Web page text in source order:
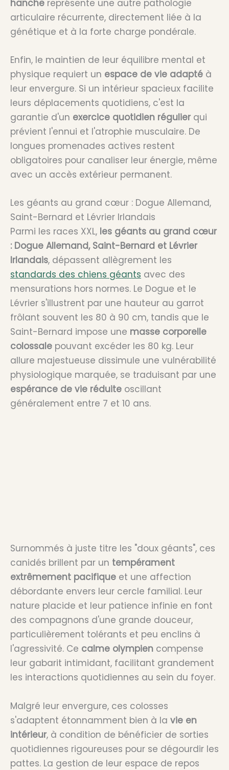
hanche représente une autre pathologie
articulaire récurrente, directement liée à la
génétique et à la forte charge pondérale.
Enfin, le maintien de leur équilibre mental et
physique requiert un espace de vie adapté à
leur envergure. Si un intérieur spacieux facilite
leurs déplacements quotidiens, c'est la
garantie d'un exercice quotidien régulier qui
prévient l'ennui et l'atrophie musculaire. De
longues promenades actives restent
obligatoires pour canaliser leur énergie, même
avec un accès extérieur permanent.
Les géants au grand cœur : Dogue Allemand,
Saint-Bernard et Lévrier Irlandais
Parmi les races XXL, les géants au grand cœur
: Dogue Allemand, Saint-Bernard et Lévrier
Irlandais, dépassent allègrement les
standards des chiens géants avec des
mensurations hors normes. Le Dogue et le
Lévrier s'illustrent par une hauteur au garrot
frôlant souvent les 80 à 90 cm, tandis que le
Saint-Bernard impose une masse corporelle
colossale pouvant excéder les 80 kg. Leur
allure majestueuse dissimule une vulnérabilité
physiologique marquée, se traduisant par une
espérance de vie réduite oscillant
généralement entre 7 et 10 ans.
Surnommés à juste titre les "doux géants", ces
canidés brillent par un tempérament
extrêmement pacifique et une affection
débordante envers leur cercle familial. Leur
nature placide et leur patience infinie en font
des compagnons d'une grande douceur,
particulièrement tolérants et peu enclins à
l'agressivité. Ce calme olympien compense
leur gabarit intimidant, facilitant grandement
les interactions quotidiennes au sein du foyer.
Malgré leur envergure, ces colosses
s'adaptent étonnamment bien à la vie en
intérieur, à condition de bénéficier de sorties
quotidiennes rigoureuses pour se dégourdir les
pattes. La gestion de leur espace de repos